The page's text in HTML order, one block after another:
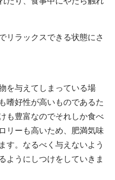
リラックスできる状態にさ
を与えてしまっている場
嗜好性が高いものであるた
も豊富なのでそれしか食べ
リーも高いため、肥満気味
す。なるべく与えないよう
ようにしつけをしていきま